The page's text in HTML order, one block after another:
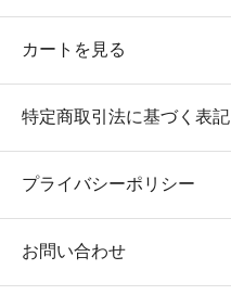
カートを見る
特定商取引法に基づく表記
プライバシーポリシー
お問い合わせ